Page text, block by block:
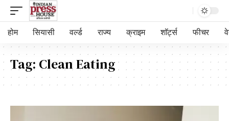
होम सियासी वर्ल्ड राज्य क्राइम शॉर्ट्स फीचर
Tag: Clean Eating